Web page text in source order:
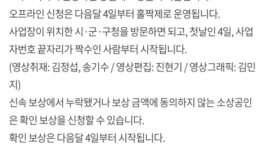
오프라인 신청은 다음달 4일부터 홀짝제로 운영됩니다.
사업장이 위치한 시·군·구청을 방문하면 되고, 첫날인 4일, 사업
자번호 끝자리가 짝수인 사람부터 시작됩니다.
(영상취재: 김정섭, 송기수 / 영상편집: 진현기 / 영상그래픽: 김민
지)
신속 보상에서 누락됐거나 보상 금액에 동의하지 않는 소상공인
은 확인 보상을 신청할 수 있습니다.
확인 보상은 다음달 4일부터 시작됩니다.